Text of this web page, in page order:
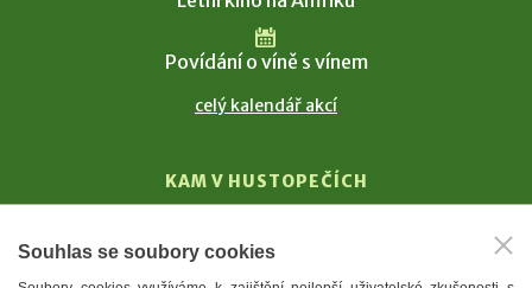
Povídání o víně s vínem
celý kalendář akcí
KAM V HUSTOPEČÍCH
T. G. Masaryk
Souhlas se soubory cookies